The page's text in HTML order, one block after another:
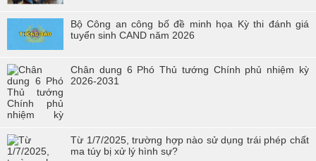
đoàn tại Hội thi “Đoàn viên Công đoàn Tổng cục Chính trị CAND
học tập và làm theo tư tưởng, đạo đức, phong cách Hồ Chí Minh” -
khu vực phía Bắc
Hội thi “Người chiến sĩ Cảnh sát thanh lịch, tài năng” lần thứ 2 năm
2017.
Bộ Công an công bố đề minh họa Kỳ thi đánh giá
tuyển sinh CAND năm 2026
Chân dung 6 Phó Thủ tướng Chính phủ nhiệm kỳ
2026-2031
Từ 1/7/2025, trường hợp nào sử dụng trái phép chất
ma túy bị xử lý hình sự?